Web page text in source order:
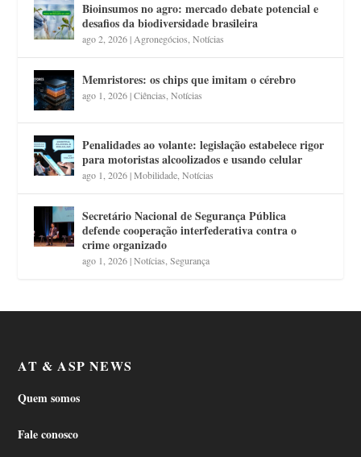
Bioinsumos no agro: mercado debate potencial e
desafios da biodiversidade brasileira
ago 2, 2026| Agronegócios ,Notícias
Memristores: os chips que imitam o cérebro
ago 1, 2026|Ciências ,Notícias
Penalidades ao volante: legislação estabelece rigor
para motoristas alcoolizados e usando celular
ago 1, 2026|Mobilidade ,Notícias
Secretário Nacional de Segurança Pública
defende cooperação interfederativa contra o
crime organizado
ago 1, 2026|Notícias ,Segurança
AT & ASP NEWS
Quem somos
Fale conosco